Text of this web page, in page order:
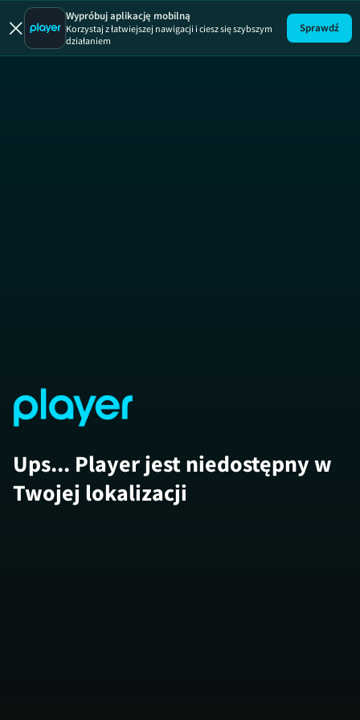
Maja w
Wypróbuj aplikację mobilną
Korzystaj z łatwiejszej nawigacji i ciesz się szybszym
działaniem
Sprawdź
Ups... Player jest niedostępny w
Twojej lokalizacji